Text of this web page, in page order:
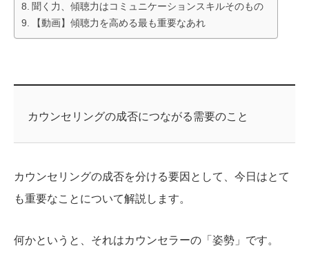
聞く力、傾聴力はコミュニケーションスキルそのもの
【動画】傾聴力を高める最も重要なあれ
カウンセリングの成否につながる需要のこと
カウンセリングの成否を分ける要因として、今日はとて
も重要なことについて解説します。
何かというと、それはカウンセラーの「姿勢」です。